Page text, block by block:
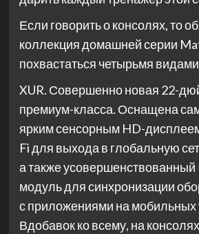
Если говорить о консолях, то
коллекция домашней серии
похвастаться четырьмя
XUR. Совершенно новая 22-
премиум-класса. Оснащена
ярким сенсорным HD-
Fi для выхода в глобальную
а также
модуль для синхронизации
с приложениями на мобильных
Вдобавок ко всему, на